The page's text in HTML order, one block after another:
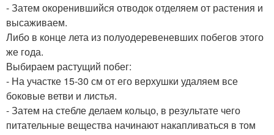
- Затем окоренившийся отводок отделяем от растения и
высаживаем.
Либо в конце лета из полуодеревеневших побегов этого
же года.
Выбираем растущий побег:
- На участке 15-30 см от его верхушки удаляем все
боковые ветви и листья.
- Затем на стебле делаем кольцо, в результате чего
питательные вещества начинают накапливаться в том